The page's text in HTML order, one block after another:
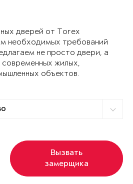
дверей от Torex
необходимых требований
не просто двери, а
жилых,
объектов.
Вызвать
замерщика